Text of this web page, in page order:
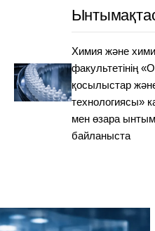
Химия және
факультетінің
қосылыстар
технологиясы»
мен өзара
байланыста